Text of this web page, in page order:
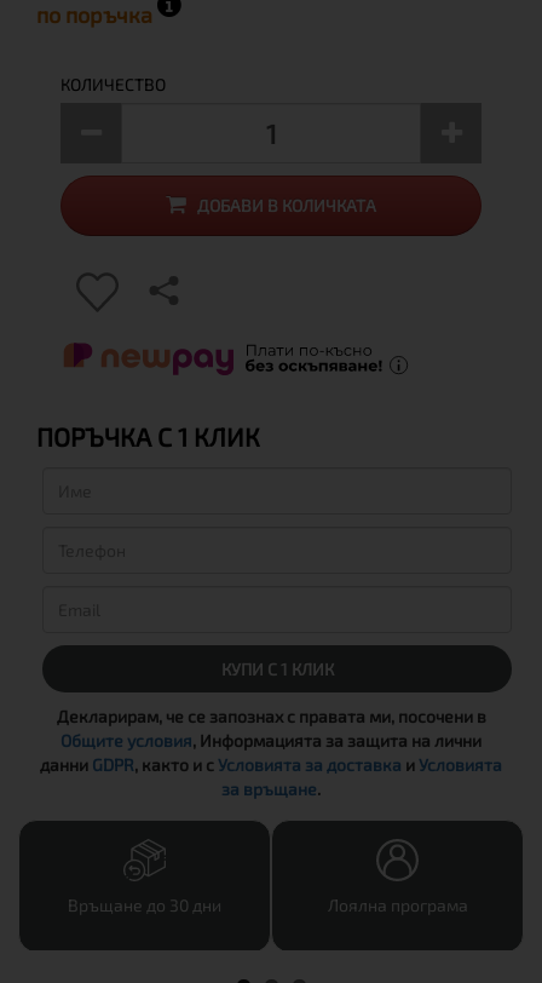
по поръчка
КОЛИЧЕСТВО
ДОБАВИ В КОЛИЧКАТА
ПОРЪЧКА С 1 КЛИК
КУПИ С 1 КЛИК
Декларирам, че се запознах с правата ми, посочени в
Общите условия, Информацията за защита на лични
данни GDPR, както и сУсловията за доставка иУсловията
за връщане.
Връщане до 30 дни Лоялна програма